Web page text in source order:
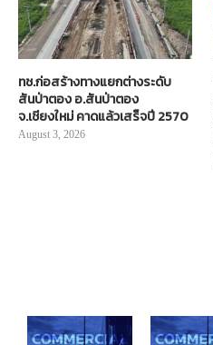
ทช.ก่อสร้างทางแยกต่างระดับ
สันป่าตอง อ.สันป่าตอง
จ.เชียงใหม่ คาดแล้วเสร็จปี 2570
August 3, 2026